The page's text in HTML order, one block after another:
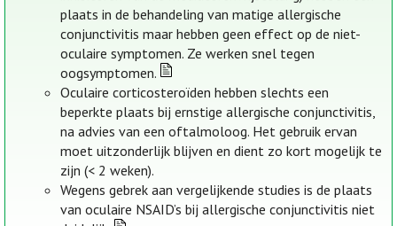
plaats in de behandeling van matige allergische
conjunctivitis maar hebben geen effect op de niet-
oculaire symptomen. Ze werken snel tegen
oogsymptomen.
Oculaire corticosteroïden hebben slechts een
beperkte plaats bij ernstige allergische conjunctivitis,
na advies van een oftalmoloog. Het gebruik ervan
moet uitzonderlijk blijven en dient zo kort mogelijk te
zijn (< 2 weken).
Wegens gebrek aan vergelijkende studies is de plaats
van oculaire NSAID’s bij allergische conjunctivitis niet